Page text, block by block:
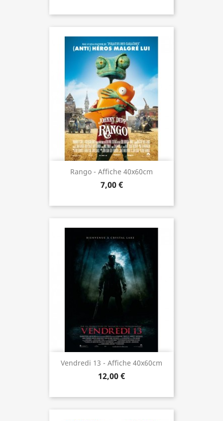
Rango - Affiche 40x60cm
7,00 €
Vendredi 13 - Affiche 40x60cm
12,00 €